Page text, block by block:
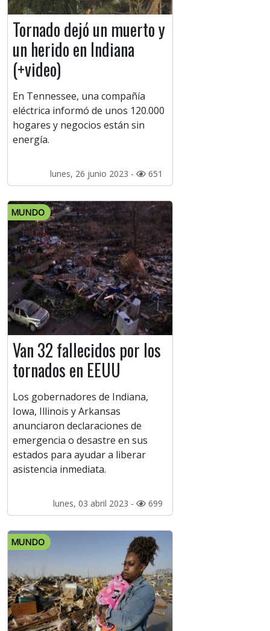
Tornado dejó un muerto y
un herido en Indiana
(+video)
En Tennessee, una compañía
eléctrica informó de unos 120.000
hogares y negocios están sin
energía.
lunes, 26 junio 2023 - 651
MUNDO
Van 32 fallecidos por los
tornados en EEUU
Los gobernadores de Indiana,
Iowa, Illinois y Arkansas
anunciaron declaraciones de
emergencia o desastre en sus
estados para ayudar a liberar
asistencia inmediata.
lunes, 03 abril 2023 - 699
MUNDO